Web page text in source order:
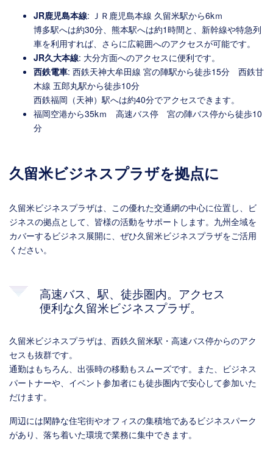
JR鹿児島本線: ＪＲ鹿児島本線 久留米駅から6kｍ
博多駅へは約30分、熊本駅へは約1時間と、新幹線や特急列
車を利用すれば、さらに広範囲へのアクセスが可能です。
JR久大本線: 大分方面へのアクセスに便利です。
西鉄電車: 西鉄天神大牟田線 宮の陣駅から徒歩15分 西鉄甘
木線 五郎丸駅から徒歩10分
西鉄福岡（天神）駅へは約40分でアクセスできます。
福岡空港から35kｍ 高速バス停 宮の陣バス停から徒歩10
分
久留米ビジネスプラザを拠点に
久留米ビジネスプラザは、この優れた交通網の中心に位置し、ビ
ジネスの拠点として、皆様の活動をサポートします。九州全域を
カバーするビジネス展開に、ぜひ久留米ビジネスプラザをご活用
ください。
高速バス、駅、徒歩圏内。アクセス
便利な久留米ビジネスプラザ。
久留米ビジネスプラザは、西鉄久留米駅・高速バス停からのアク
セスも抜群です。
通勤はもちろん、出張時の移動もスムーズです。また、ビジネス
パートナーや、イベント参加者にも徒歩圏内で安心して参加いた
だけます。
周辺には閑静な住宅街やオフィスの集積地であるビジネスパーク
があり、落ち着いた環境で業務に集中できます。